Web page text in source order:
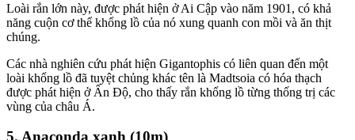
Loài rắn lớn này, được phát hiện ở Ai Cập vào năm 1901, có khả
năng cuộn cơ thể khổng lồ của nó xung quanh con mồi và ăn thịt
chúng.
Các nhà nghiên cứu phát hiện Gigantophis có liên quan đến một
loài khổng lồ đã tuyệt chủng khác tên là Madtsoia có hóa thạch
được phát hiện ở Ấn Độ, cho thấy rắn khổng lồ từng thống trị các
vùng của châu Á.
5. Anaconda xanh (10m)